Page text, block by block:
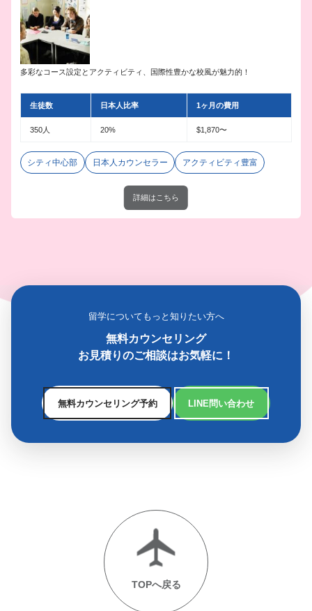
多彩なコース設定とアクティビティ、国際性豊かな校風が魅力的！
生徒数 日本人比率 1ヶ月の費用
350人 20% $1,870〜
シティ中心部 日本人カウンセラー アクティビティ豊富
詳細はこちら
留学についてもっと知りたい方へ
無料カウンセリング
お見積りのご相談はお気軽に！
無料カウンセリング予約 LINE問い合わせ
TOPへ戻る